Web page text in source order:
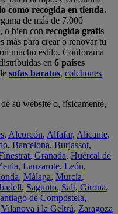
como recogida en tienda.
de más de 7.000
, o bien con recogida gratis
más para crear o renovar tu
mucho estilo. Conforama
en 6 países
sofas baratos, colchones
su website o, físicamente,
, Alcorcón, Alfafar, Alicante,
, Barcelona, Burjassot,
, Granada, Huércal de
, Lanzarote, León,
, Málaga, Murcia,
, Sagunto, Salt, Girona,
de Compostela,
Vilanova i la Geltrú, Zaragoza